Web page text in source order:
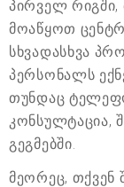
პირველ რიგში,
მოაწყოთ
სხვადასხვა
პერსონალს
თუნდაც
კონსულტაცია,
გეგმებში.
მეორეც,